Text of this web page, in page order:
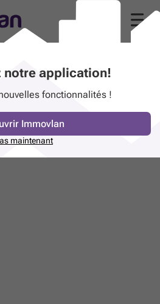
notre application!
fonctionnalités !
Immovlan
maintenant